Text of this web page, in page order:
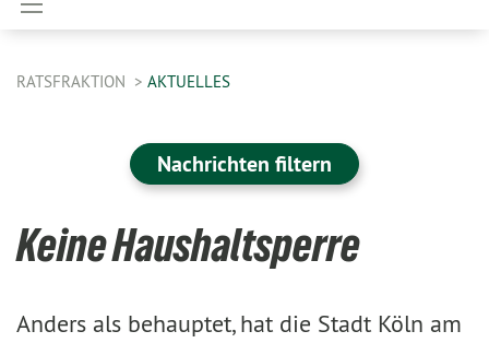
RATSFRAKTION AKTUELLES
Nachrichten filtern
Keine Haushaltsperre
Anders als behauptet, hat die Stadt Köln am